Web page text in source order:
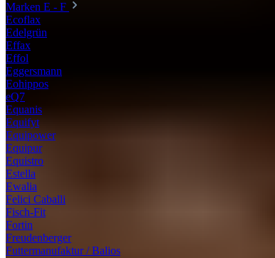
Marken E - F
Ecoflax
Edelgrün
Effax
Effol
Eggersmann
Eohippos
eQ7
Equanis
Equifyt
Equipower
Equipur
Equistro
Estella
Ewalia
Felici Caballi
Fisch-Fit
Fortin
Freudenberger
Futtermanufaktur / Balios